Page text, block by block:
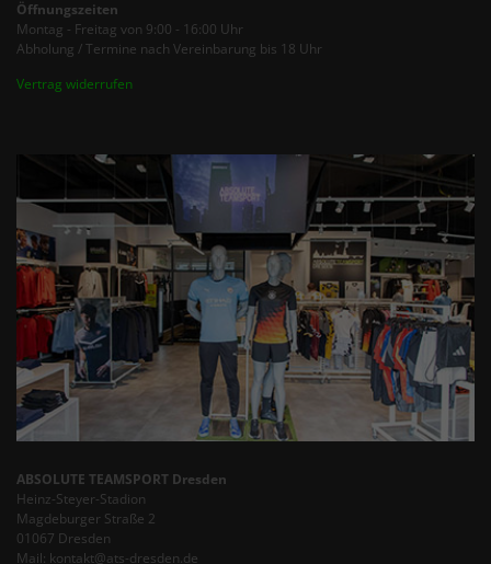
Öffnungszeiten
Montag - Freitag von 9:00 - 16:00 Uhr
Abholung / Termine nach Vereinbarung bis 18 Uhr
Vertrag widerrufen
ABSOLUTE TEAMSPORT Dresden
Heinz-Steyer-Stadion
Magdeburger Straße 2
01067 Dresden
Mail: kontakt@ats-dresden.de